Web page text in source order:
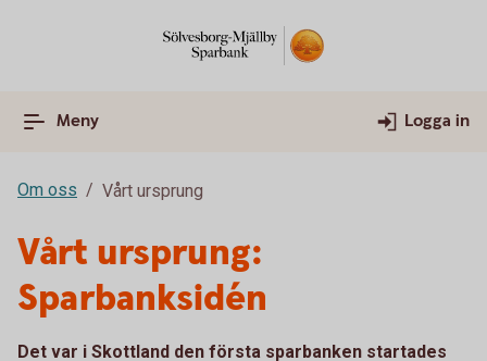
Meny Logga in
Om oss Vårt ursprung
Vårt ursprung:
Sparbanksidén
Det var i Skottland den första sparbanken startades